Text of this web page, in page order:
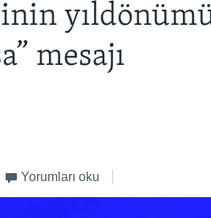
mesajı
Yorumları oku